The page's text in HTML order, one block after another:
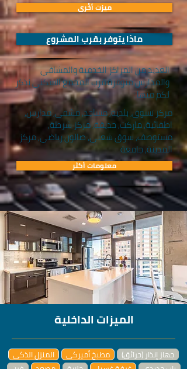
ماذا يتوفر بقرب المشروع
مركز تسوق, بلدية, مساجد, مشفى, مدارس,
اطفائية, ماركت, حديقة, مركز شرطة,
مستوصف, سوق شعبي, صالون رياضي, مركز
المدينة, جامعة
معلومات أكثر
ميزت أخُرى
العديد من المراكز الخدمية والمشافي
والمدارس متوفرة قرب المجمع السكني نذكر
لكم منها :
الميزات الداخلية
المنزل الذكي مطبخ أميركي
جهاز إنذار (حرائق)